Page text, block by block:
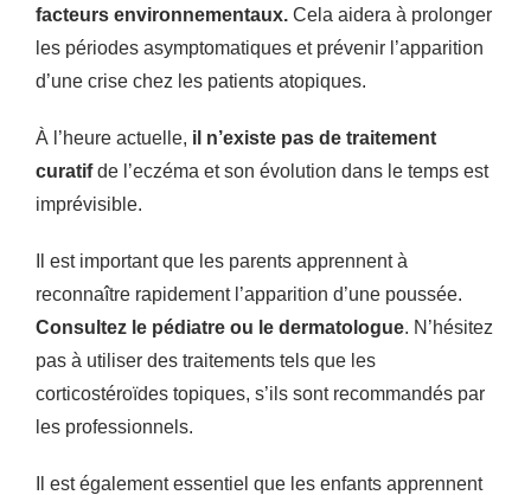
facteurs environnementaux. Cela aidera à prolonger
les périodes asymptomatiques et prévenir l’apparition
d’une crise chez les patients atopiques.
À l’heure actuelle, il n’existe pas de traitement
curatifde l’eczéma et son évolution dans le temps est
imprévisible.
Il est important que les parents apprennent à
reconnaître rapidement l’apparition d’une poussée.
Consultez le pédiatre ou le dermatologue. N’hésitez
pas à utiliser des traitements tels que les
corticostéroïdes topiques, s’ils sont recommandés par
les professionnels.
Il est également essentiel que les enfants apprennent